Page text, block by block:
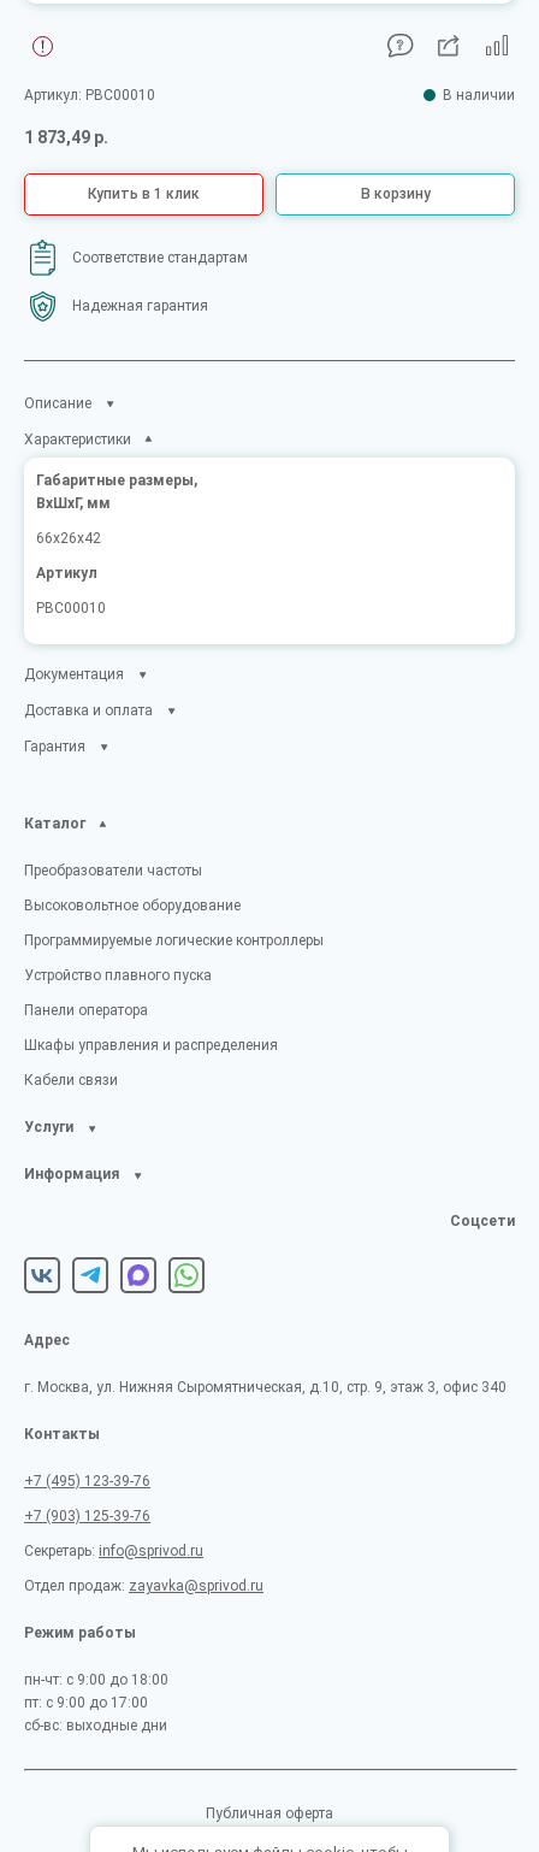
Артикул: PBC00010 В наличии
1 873,49 р.
Купить в 1 клик В корзину
Соответствие стандартам
Надежная гарантия
Описание
Характеристики
Габаритные размеры,
ВxШxГ, мм
66x26x42
Артикул
PBC00010
Документация
Доставка и оплата
Гарантия
Каталог
Преобразователи частоты
Высоковольтное оборудование
Программируемые логические контроллеры
Устройство плавного пуска
Панели оператора
Шкафы управления и распределения
Кабели связи
Услуги
Информация
Соцсети
Адрес
г. Москва, ул. Нижняя Сыромятническая, д.10, стр. 9, этаж 3, офис 340
Контакты
+7 (495) 123-39-76
+7 (903) 125-39-76
Секретарь: info@sprivod.ru
Отдел продаж: zayavka@sprivod.ru
Режим работы
пн-чт: с 9:00 до 18:00
пт: с 9:00 до 17:00
сб-вс: выходные дни
Публичная оферта